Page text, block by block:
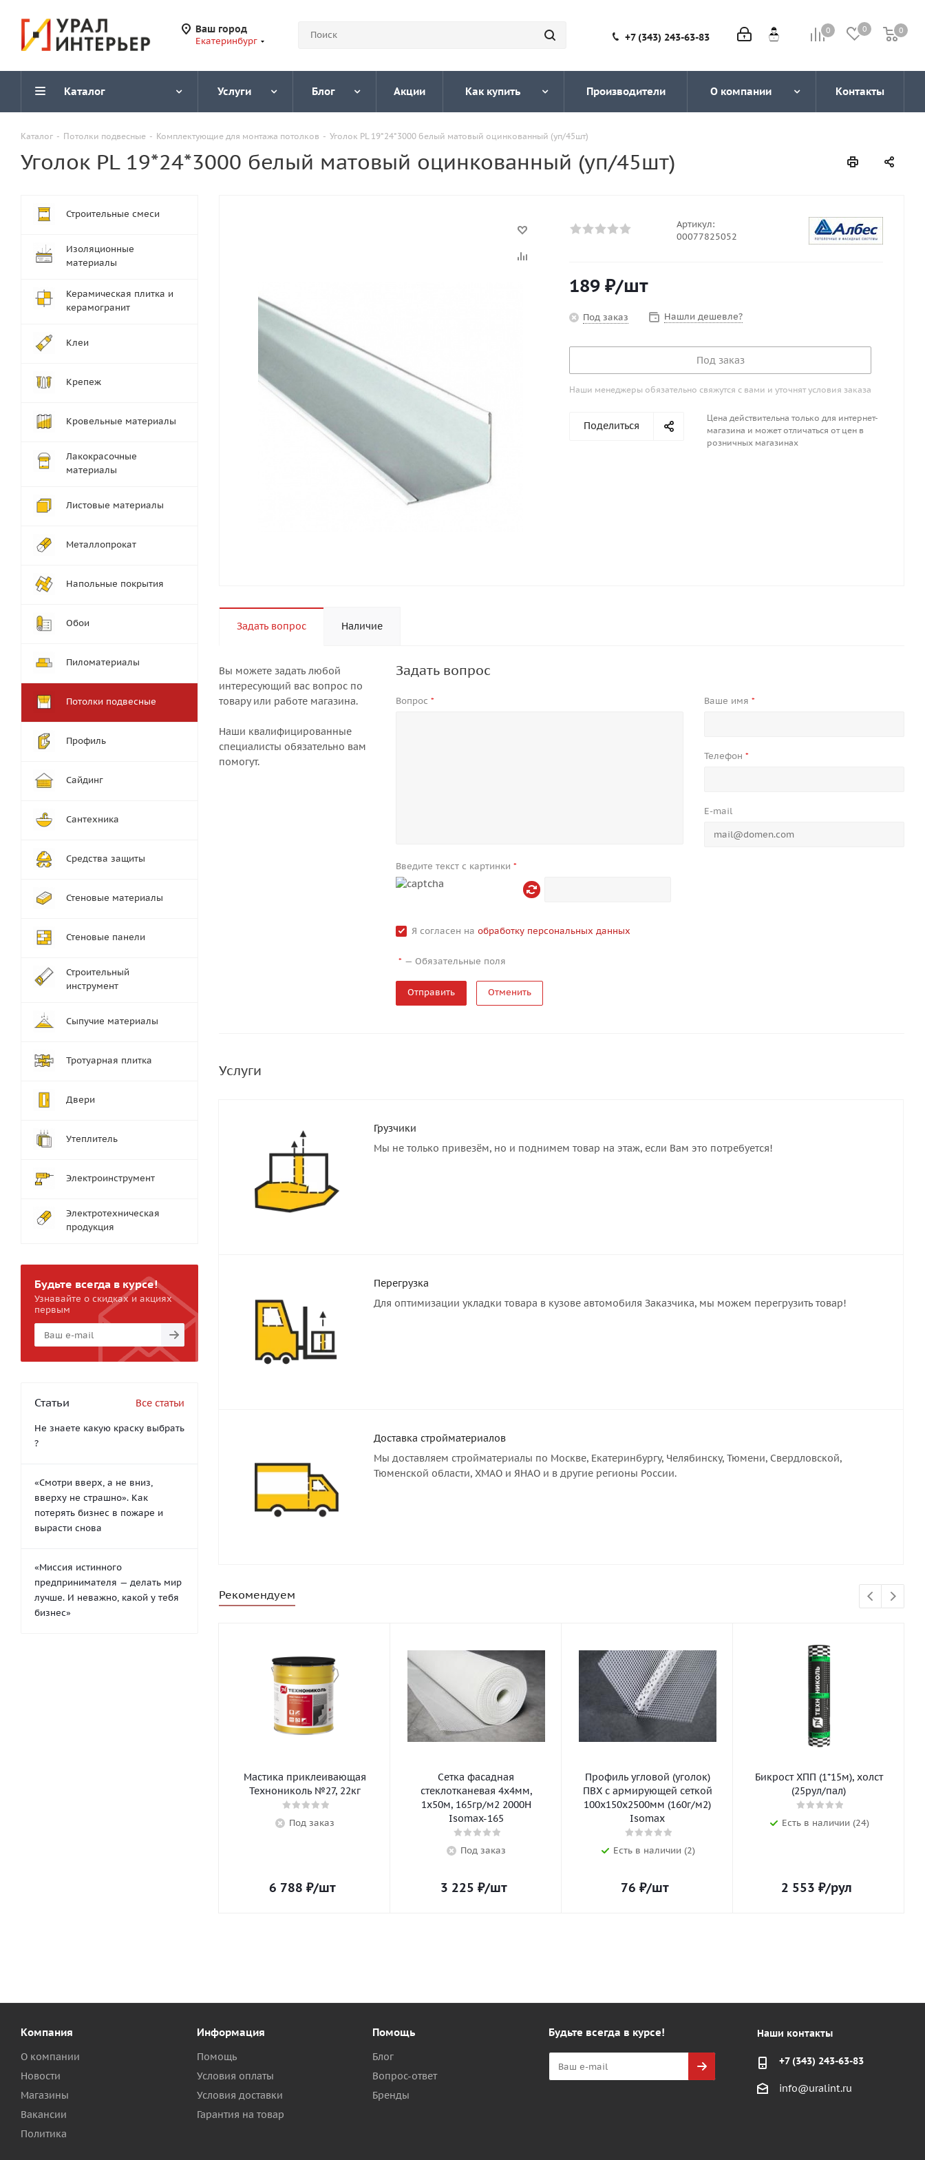
Ваш город
Екатеринбург
0 0 0
0
+7 (343) 243-63-83
Каталог Услуги Блог Акции Как купить Производители О компании Контакты
Каталог - Потолки подвесные - Комплектующие для монтажа потолков - Уголок PL 19*24*3000 белый матовый оцинкованный (уп/45шт)
Уголок PL 19*24*3000 белый матовый оцинкованный (уп/45шт)
Артикул:
00077825052
189 ₽/шт
Под заказ Нашли дешевле?
Под заказ
Наши менеджеры обязательно свяжутся с вами и уточнят условия заказа
Поделиться
Цена действительна только для интернет-
магазина и может отличаться от цен в
розничных магазинах
Задать вопрос Наличие
Вы можете задать любой
интересующий вас вопрос по
товару или работе магазина.
Наши квалифицированные
специалисты обязательно вам
помогут.
Задать вопрос
Вопрос * Ваше имя*
Телефон*
E-mail
Введите текст с картинки *
Я согласен на обработку персональных данных
* — Обязательные поля
Отменить
Услуги
Грузчики
Мы не только привезём, но и поднимем товар на этаж, если Вам это потребуется!
Перегрузка
Для оптимизации укладки товара в кузове автомобиля Заказчика, мы можем перегрузить товар!
Доставка стройматериалов
Мы доставляем стройматериалы по Москве, Екатеринбургу, Челябинску, Тюмени, Свердловской,
Тюменской области, ХМАО и ЯНАО и в другие регионы России.
Рекомендуем
Мастика приклеивающая
Технониколь №27, 22кг
Под заказ
6 788 ₽/шт
Сетка фасадная
стеклотканевая 4х4мм,
1х50м, 165гр/м2 2000Н
Isomax-165
Под заказ
3 225 ₽/шт
Профиль угловой (уголок)
ПВХ с армирующей сеткой
100х150х2500мм (160г/м2)
Isomax
Есть в наличии (2)
76 ₽/шт
Бикрост ХПП (1*15м), холст
(25рул/пал)
Есть в наличии (24)
2 553 ₽/рул
Строительные смеси
Изоляционные
материалы
Керамическая плитка и
керамогранит
Клеи
Крепеж
Кровельные материалы
Лакокрасочные
материалы
Листовые материалы
Металлопрокат
Напольные покрытия
Обои
Пиломатериалы
Потолки подвесные
Профиль
Сайдинг
Сантехника
Средства защиты
Стеновые материалы
Стеновые панели
Строительный
инструмент
Сыпучие материалы
Тротуарная плитка
Двери
Утеплитель
Электроинструмент
Электротехническая
продукция
Будьте всегда в курсе!
Узнавайте о скидках и акциях
первым
Статьи Все статьи
Не знаете какую краску выбрать
?
«Смотри вверх, а не вниз,
вверху не страшно». Как
потерять бизнес в пожаре и
вырасти снова
«Миссия истинного
предпринимателя — делать мир
лучше. И неважно, какой у тебя
бизнес»
Компания
О компании
Новости
Магазины
Вакансии
Политика
Информация
Помощь
Условия оплаты
Условия доставки
Гарантия на товар
Помощь
Блог
Вопрос-ответ
Бренды
Будьте всегда в курсе! Наши контакты
+7 (343) 243-63-83
info@uralint.ru